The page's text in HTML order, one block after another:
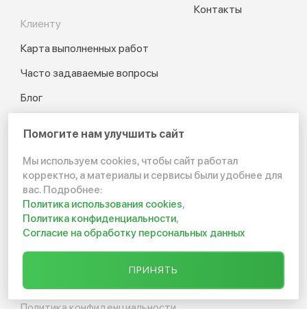
Контакты
Клиенту
Карта выполненных работ
Часто задаваемые вопросы
Блог
Калькулятор
Отзывы
© 2012-2026 Канализация
в частном доме и на даче
Помогите нам улучшить сайт
Мы используем cookies, чтобы сайт работал
корректно, а материалы и сервисы были удобнее для
вас. Подробнее:
Политика использования cookies,
Политика конфиденциальности,
Согласие на обработку персональных данных
ПРИНЯТЬ